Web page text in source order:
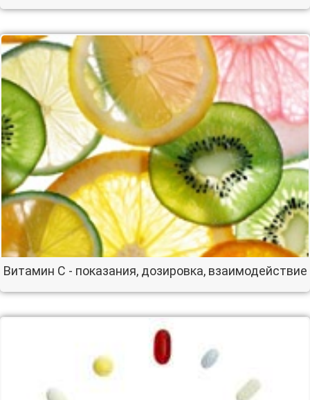
Витамин С - показания, дозировка, взаимодействие